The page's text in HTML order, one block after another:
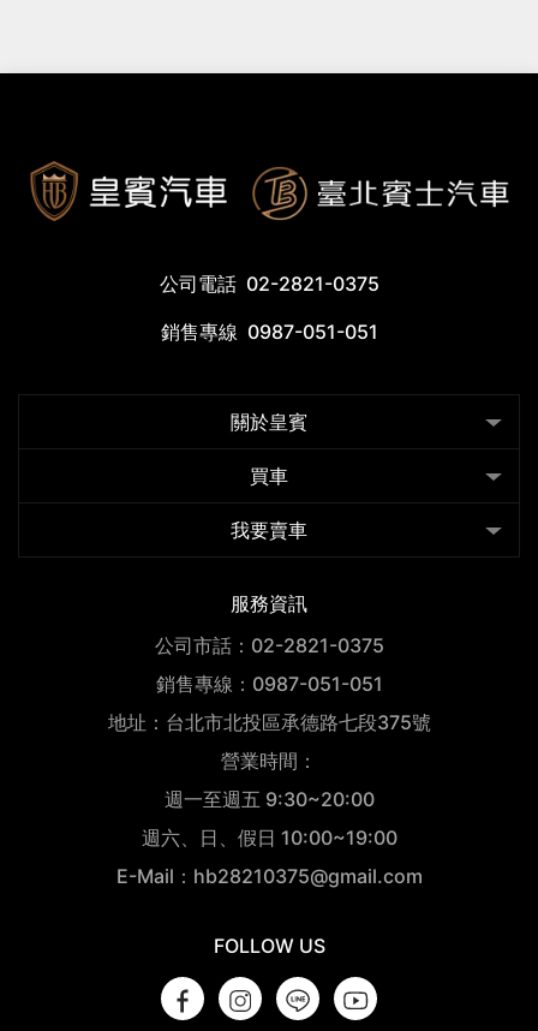
公司電話 02-2821-0375
銷售專線 0987-051-051
關於皇賓
買車
我要賣車
服務資訊
公司市話：02-2821-0375
銷售專線：0987-051-051
地址：台北市北投區承德路七段375號
營業時間：
週一至週五 9:30~20:00
週六、日、假日 10:00~19:00
E-Mail：hb28210375@gmail.com
FOLLOW US